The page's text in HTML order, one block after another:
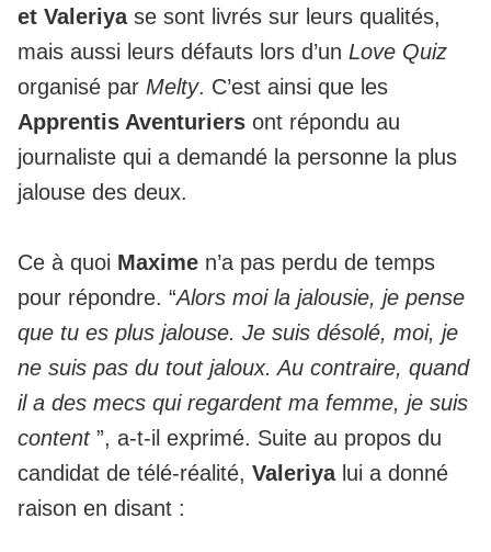
et Valeriyase sont livrés sur leurs qualités,
mais aussi leurs défauts lors d’un Love Quiz
organisé par Melty. C’est ainsi que les
Apprentis Aventuriers ont répondu au
journaliste qui a demandé la personne la plus
jalouse des deux.
Ce à quoi Maxime n’a pas perdu de temps
pour répondre. “Alors moi la jalousie, je pense
que tu es plus jalouse. Je suis désolé, moi, je
ne suis pas du tout jaloux. Au contraire, quand
il a des mecs qui regardent ma femme, je suis
content ”, a-t-il exprimé. Suite au propos du
candidat de télé-réalité, Valeriyalui a donné
raison en disant :